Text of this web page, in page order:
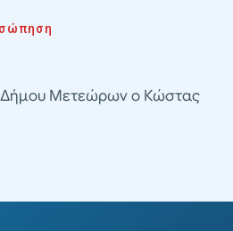
Δήμου Μετεώρων ο Κώστας